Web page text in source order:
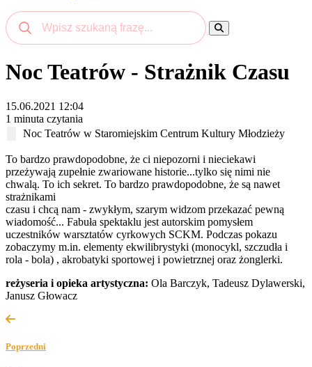
Noc Teatrów - Strażnik Czasu
15.06.2021 12:04
1 minuta czytania
Noc Teatrów w Staromiejskim Centrum Kultury Młodzieży
To bardzo prawdopodobne, że ci niepozorni i nieciekawi
przeżywają zupełnie zwariowane historie...tylko się nimi nie
chwalą. To ich sekret. To bardzo prawdopodobne, że są nawet
strażnikami
czasu i chcą nam - zwykłym, szarym widzom przekazać pewną
wiadomość... Fabuła spektaklu jest autorskim pomysłem
uczestników warsztatów cyrkowych SCKM. Podczas pokazu
zobaczymy m.in. elementy ekwilibrystyki (monocykl, szczudła i
rola - bola) , akrobatyki sportowej i powietrznej oraz żonglerki.
reżyseria i opieka artystyczna: Ola Barczyk, Tadeusz Dylawerski,
Janusz Głowacz
Poprzedni